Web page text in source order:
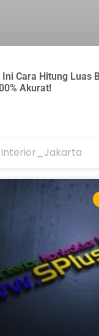
Cara Hitung Luas
Akurat!